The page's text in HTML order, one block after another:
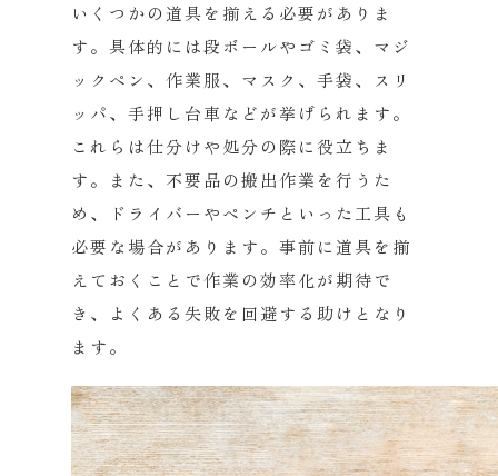
いくつかの道具を揃える必要がありま
す。具体的には段ボールやゴミ袋、マジ
ックペン、作業服、マスク、手袋、
スリ
ッパ、手押し台車などが挙げられます。
これらは仕分けや処分の際に役立ちま
す。また、 不要品の搬出作業を行うた
め、
ドライバーやペンチといった工具も
必要な場合があります。 事前に道具を揃
えておくことで作業の効率化が期待で
き、
よくある失敗を回避する助けとなり
ます。